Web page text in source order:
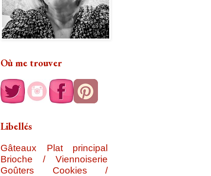
Où me trouver
Libellés
Gâteaux
Plat principal
Brioche / Viennoiserie
Goûters
Cookies /